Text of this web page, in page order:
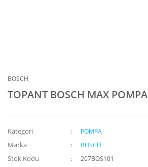
BOSCH
TOPANT BOSCH MAX POMPA
Kategori POMPA
Marka BOSCH
Stok Kodu 207BOS101